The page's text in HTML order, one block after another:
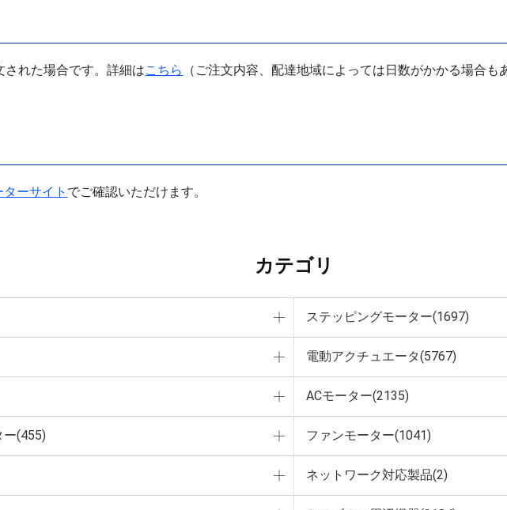
れた場合です。詳細はこちら （ご注文内容、配達地域によっては日数がかかる場合も
ーサイト でご確認いただけます。
カテゴリ
ステッピングモーター(1697)
電動アクチュエータ(5767)
ACモーター(2135)
ー(455) ファンモーター(1041)
ネットワーク対応製品(2)